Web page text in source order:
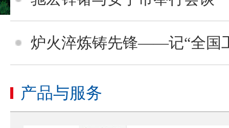
炉火淬炼铸先锋——记“全国工人先锋号”驰宏综合利用粗铅
产品与服务